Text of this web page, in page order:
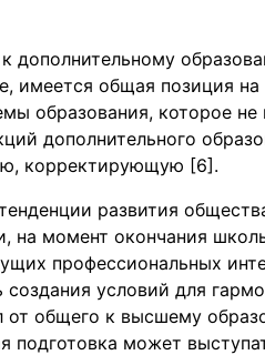
имеется общая позиция на
образования, которое
дополнительного
корректирующую [6].
развития
на момент окончания
профессиональных
условий для
от общего к высшему
подготовка может